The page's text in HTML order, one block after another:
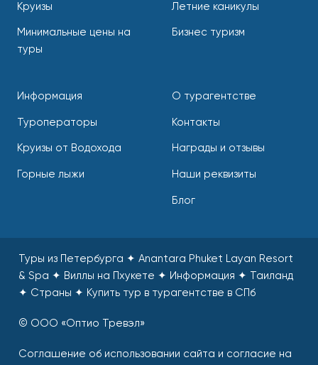
Круизы
Минимальные цены на
туры
Летние каникулы
Бизнес туризм
Информация
Туроператоры
Круизы от Водохода
Горные лыжи
О турагентстве
Контакты
Награды и отзывы
Наши реквизиты
Блог
Туры из Петербурга ✦ Anantara Phuket Layan Resort
& Spa ✦ Виллы на Пхукете ✦ Информация ✦ Таиланд
✦ Страны ✦ Купить тур в турагентстве в СПб
© ООО «Оптио Тревэл»
Соглашение об использовании сайта и согласие на